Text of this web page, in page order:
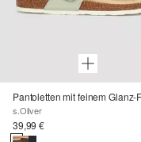
s.Oliver
39,99 €